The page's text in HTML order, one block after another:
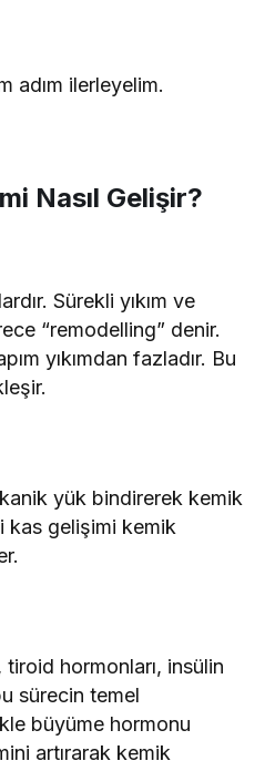
adım ilerleyelim.
Nasıl Gelişir?
Sürekli yıkım ve
“remodelling” denir.
yıkımdan fazladır. Bu
yük bindirerek kemik
kas gelişimi kemik
hormonları, insülin
sürecin temel
büyüme hormonu
artırarak kemik